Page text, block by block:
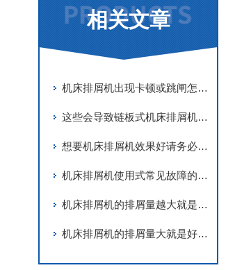
相关文章
机床排屑机出现卡顿或跳闸怎么办？不妨来看看这个！
这些会导致链板式机床排屑机卡死的因素您知道吗？
想要机床排屑机效果好请务必做到这三步！
机床排屑机使用式常见故障的解决方法
机床排屑机的排屑量越大就是越好吗？
机床排屑机的排屑量大就是好的吗？